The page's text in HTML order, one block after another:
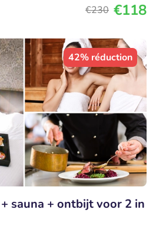
€230 €118
42% réduction
sauna + ontbijt voor 2 in